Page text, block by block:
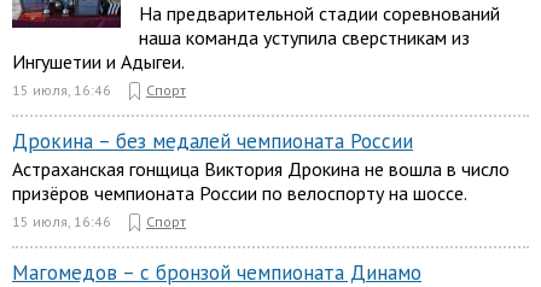
На предварительной стадии соревнований
наша команда уступила сверстникам из
Ингушетии и Адыгеи.
15 июля, 16:46 Спорт
Дрокина – без медалей чемпионата России
Астраханская гонщица Виктория Дрокина не вошла в число
призёров чемпионата России по велоспорту на шоссе.
15 июля, 16:46 Спорт
Магомедов – с бронзой чемпионата Динамо